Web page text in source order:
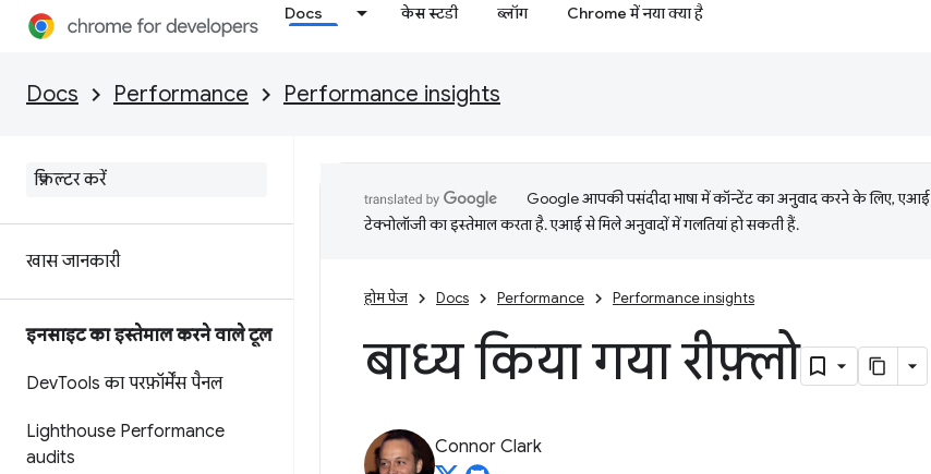
Docs केस स्टडी ब्लॉग Chrome में नया क्या है
Docs Performance Performance insights
खास जानकारी
इनसाइट का इस्तेमाल करने वाले टूल
DevTools का परफ़ॉर्मेंस पैनल
Lighthouse Performance
audits
Google आपकी पसंदीदा भाषा में कॉन्टेंट का अनुवाद करने के लिए, एआई
टेक्नोलॉजी का इस्तेमाल करता है. एआई से मिले अनुवादों में गलतियां हो सकती हैं.
होम पेज Docs Performance Performance insights
बाध्य किया गया रीफ़्लो
Connor Clark